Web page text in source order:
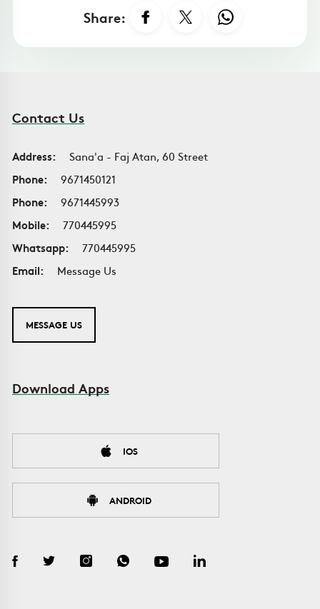
Share:
Contact Us
Address:
Sana'a - Faj Atan, 60 Street
Phone:
9671450121
Phone:
9671445993
Mobile:
770445995
Whatsapp:
770445995
Email:
Message Us
MESSAGE US
Download Apps
IOS
ANDROID